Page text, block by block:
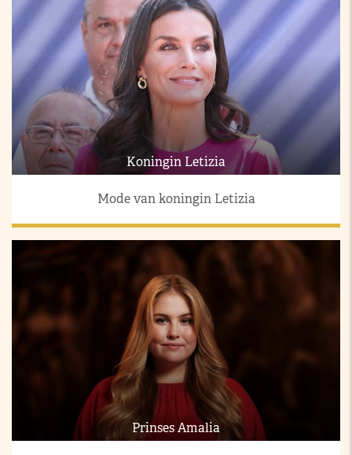
Koningin Letizia
Mode van koningin Letizia
Prinses Amalia